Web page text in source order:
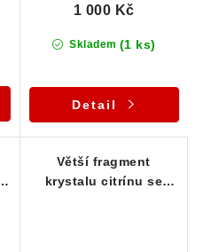
Skladem (1 ks)
1 000 Kč
Detail
Větší fragment
krystalu citrínu se